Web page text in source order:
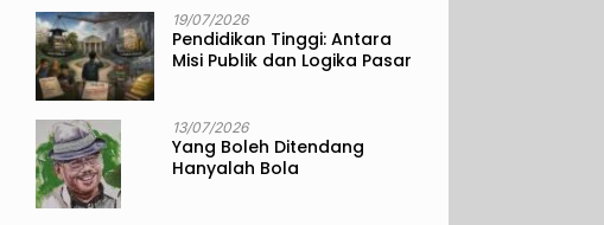
19/07/2026
Pendidikan Tinggi: Antara
Misi Publik dan Logika Pasar
13/07/2026
Yang Boleh Ditendang
Hanyalah Bola